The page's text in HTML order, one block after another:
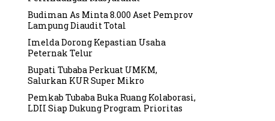
Budiman As Minta 8.000 Aset Pemprov
Lampung Diaudit Total
Imelda Dorong Kepastian Usaha
Peternak Telur
Bupati Tubaba Perkuat UMKM,
Salurkan KUR Super Mikro
Pemkab Tubaba Buka Ruang Kolaborasi,
LDII Siap Dukung Program Prioritas